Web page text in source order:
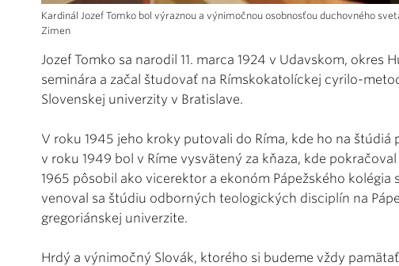
Kardinál Jozef Tomko bol výraznou a výnimočnou osobnosťou duchovného
Zimen
Jozef Tomko sa narodil 11. marca 1924 v Udavskom, okres
seminára a začal študovať na Rímskokatolíckej cyrilo-
Slovenskej univerzity v Bratislave.
V roku 1945 jeho kroky putovali do Ríma, kde ho na štúdiá
v roku 1949 bol v Ríme vysvätený za kňaza, kde
1965 pôsobil ako vicerektor a ekonóm Pápežského kolégia
venoval sa štúdiu odborných teologických disciplín na
gregoriánskej univerzite.
Hrdý a výnimočný Slovák, ktorého si budeme vždy